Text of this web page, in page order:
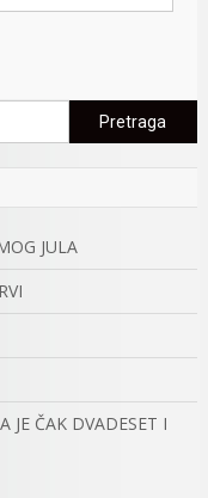
Pretraga:
JULA
JE ČAK DVADESET I